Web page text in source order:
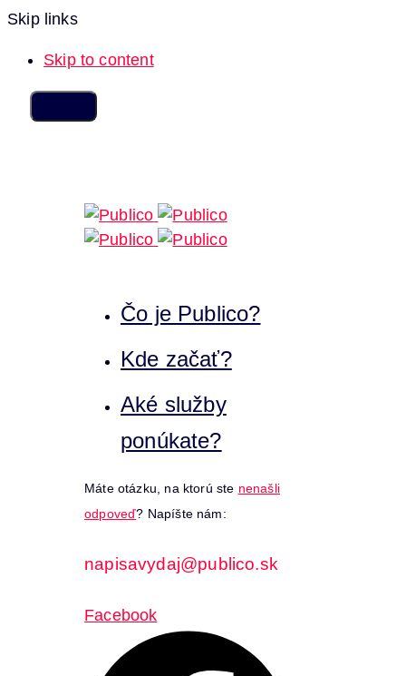
Skip links
Skip to content
Čo je Publico?
Kde začať?
Aké služby
ponúkate?
Máte otázku, na ktorú ste nenašli
odpoveď? Napíšte nám:
napisavydaj@publico.sk
Facebook